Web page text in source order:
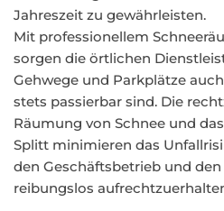
Jahreszeit zu gewährleisten.
Mit professionellem
sorgen die örtlichen
Gehwege und Parkplätze
stets passierbar sind. Die
Räumung von Schnee und
Splitt minimieren das
den Geschäftsbetrieb und
reibungslos